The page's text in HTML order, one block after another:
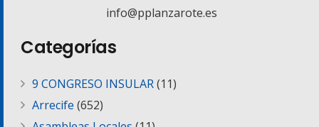
info@pplanzarote.es
Categorías
9 CONGRESO INSULAR(11)
Arrecife (652)